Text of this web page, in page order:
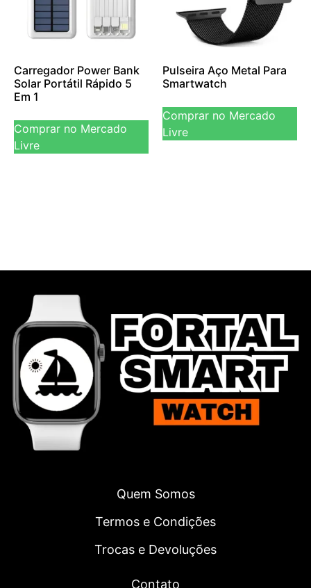
Carregador Power Bank
Solar Portátil Rápido 5
Em 1
Comprar no Mercado
Livre
Pulseira Aço Metal Para
Smartwatch
Comprar no Mercado
Livre
Quem Somos
Termos e Condições
Trocas e Devoluções
Contato